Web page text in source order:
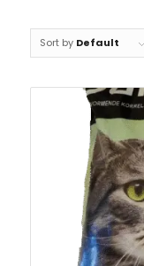
Sort by Default